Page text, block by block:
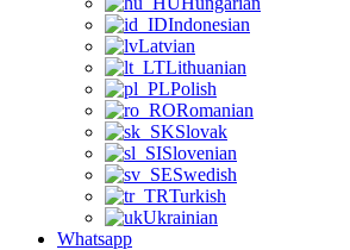
Indonesian
Latvian
Lithuanian
Polish
Romanian
Slovak
Slovenian
Swedish
Turkish
Ukrainian
Whatsapp